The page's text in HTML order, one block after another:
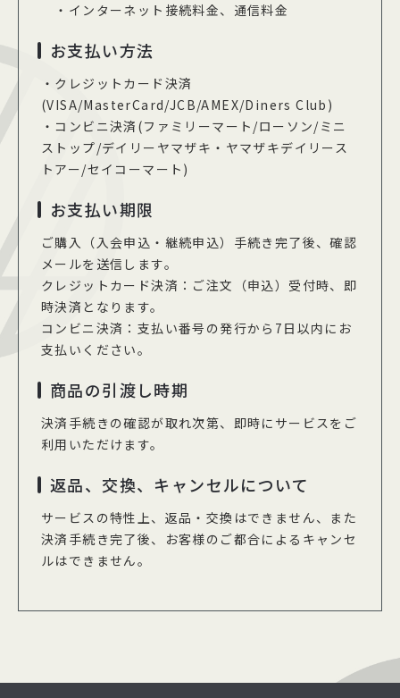
・インターネット接続料金、通信料金
お支払い方法
・クレジットカード決済
(VISA/MasterCard/JCB/AMEX/Diners Club)
・コンビニ決済(ファミリーマート/ローソン/ミニ
ストップ/デイリーヤマザキ・ヤマザキデイリース
トアー/セイコーマート)
お支払い期限
ご購入（入会申込・継続申込）手続き完了後、確認
メールを送信します。
クレジットカード決済：ご注文（申込）受付時、即
時決済となります。
コンビニ決済：支払い番号の発行から7日以内にお
支払いください。
商品の引渡し時期
決済手続きの確認が取れ次第、即時にサービスをご
利用いただけます。
返品、交換、キャンセルについて
サービスの特性上、返品・交換はできません、また
決済手続き完了後、お客様のご都合によるキャンセ
ルはできません。